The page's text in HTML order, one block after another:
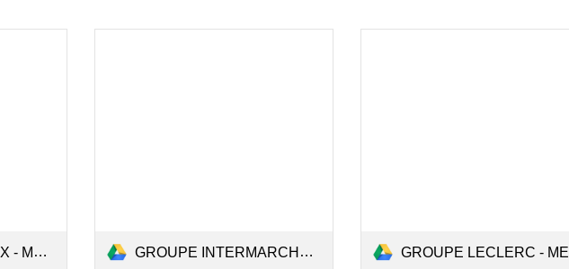
GROUPE INTERMARCHE MÉMOIRE.pdf GROUPE LECLERC - MEMOIRE.pdf